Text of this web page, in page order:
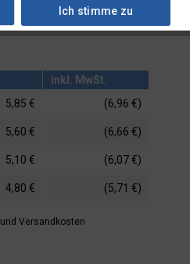
inkl. MwSt.
5,85 € (6,96 €)
5,60 € (6,66 €)
5,10 € (6,07 €)
4,80 € (5,71 €)
und Versandkosten
Ich stimme zu